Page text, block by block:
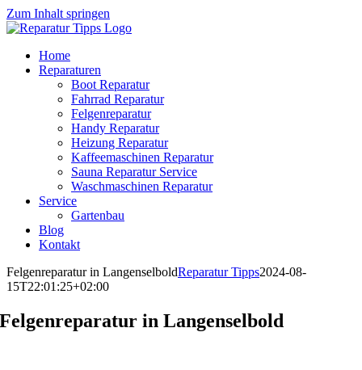
Zum Inhalt springen
Home
Reparaturen
Boot Reparatur
Fahrrad Reparatur
Felgenreparatur
Handy Reparatur
Heizung Reparatur
Kaffeemaschinen Reparatur
Sauna Reparatur Service
Waschmaschinen Reparatur
Service
Gartenbau
Blog
Kontakt
Felgenreparatur in LangenselboldReparatur Tipps2024-08-
15T22:01:25+02:00
Felgenreparatur in Langenselbold